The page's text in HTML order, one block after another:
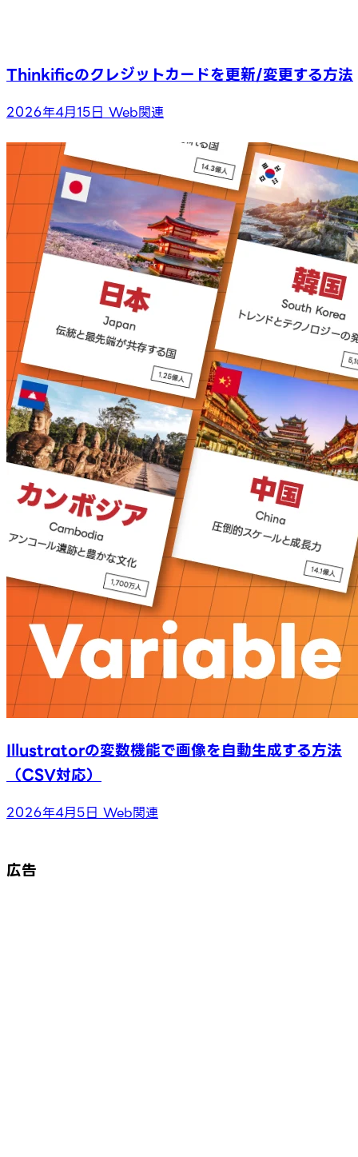
Thinkificのクレジットカードを更新/変更する方法
2026年4月15日 Web関連
Illustratorの変数機能で画像を自動生成する方法
（CSV対応）
2026年4月5日 Web関連
広告